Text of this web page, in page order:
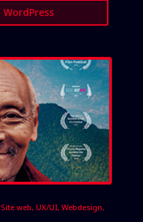
WordPress
Site web, UX/UI, Webdesign,